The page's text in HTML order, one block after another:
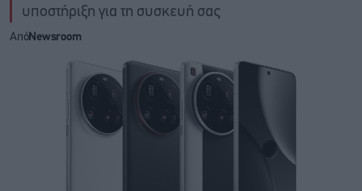
υποστήριξη για τη συσκευή σας
ΑπόNewsroom